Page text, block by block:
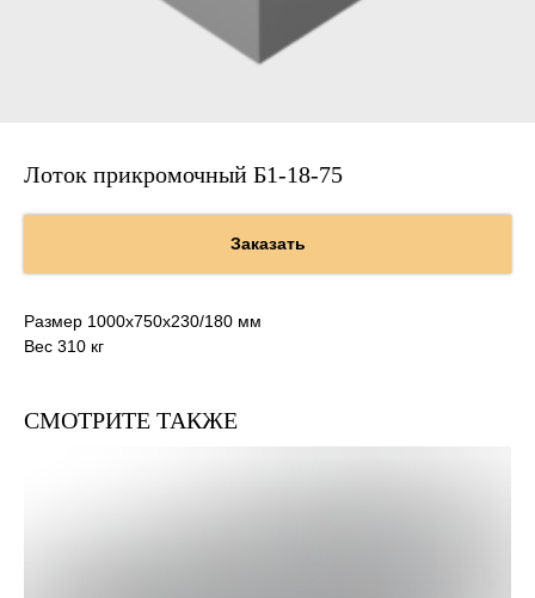
Лоток прикромочный Б1-18-75
Заказать
Размер 1000х750х230/180 мм
Вес 310 кг
СМОТРИТЕ ТАКЖЕ